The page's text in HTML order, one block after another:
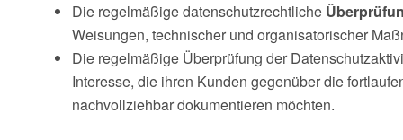
Die regelmäßige datenschutzrechtliche
Weisungen, technischer und organisatorischer
Die regelmäßige Überprüfung der
Interesse, die ihren Kunden gegenüber die
nachvollziehbar dokumentieren möchten.